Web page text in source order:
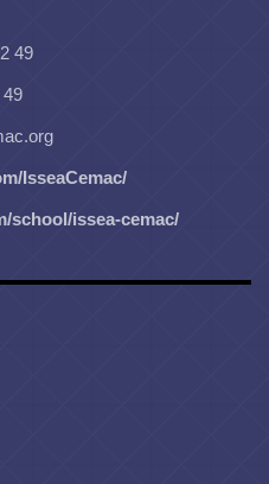
49
49
IsseaCemac/
school/issea-cemac/